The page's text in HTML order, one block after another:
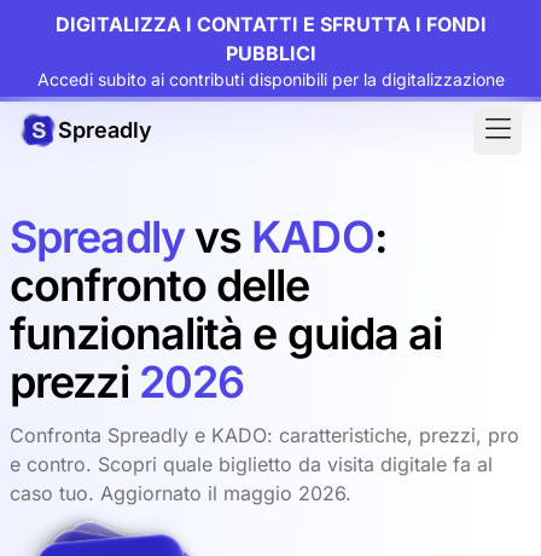
DIGITALIZZA I CONTATTI E SFRUTTA I FONDI
PUBBLICI
Accedi subito ai contributi disponibili per la digitalizzazione
Spreadly
Spreadlyvs KADO:
confronto delle
funzionalità e guida ai
prezzi 2026
Confronta Spreadly e KADO: caratteristiche, prezzi, pro
e contro. Scopri quale biglietto da visita digitale fa al
caso tuo. Aggiornato il maggio 2026.